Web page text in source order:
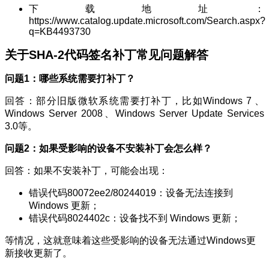
下载地址：
https://www.catalog.update.microsoft.com/Search.aspx?
q=KB4493730
关于SHA-2代码签名补丁常见问题解答
问题1：哪些系统需要打补丁？
回答：部分旧版微软系统需要打补丁，比如Windows 7 、
Windows Server 2008、Windows Server Update Services
3.0等。
问题2：如果受影响的设备不安装补丁会怎么样？
回答：如果不安装补丁，可能会出现：
错误代码80072ee2/80244019：设备无法连接到
Windows 更新；
错误代码8024402c：设备找不到 Windows 更新；
等情况，这就意味着这些受影响的设备无法通过Windows更
新接收更新了。